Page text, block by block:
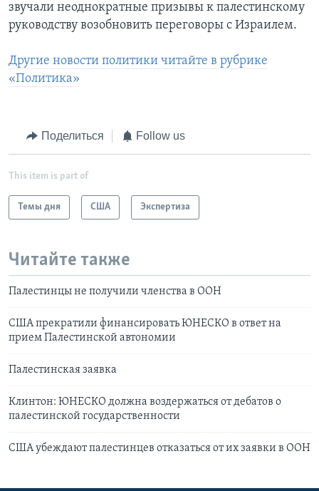
звучали неоднократные призывы к палестинскому
руководству возобновить переговоры с Израилем.
Другие новости политики читайте в рубрике
«Политика»
Поделиться Follow us
This item is part of
Темы дня США Экспертиза
Читайте также
Палестинцы не получили членства в ООН
США прекратили финансировать ЮНЕСКО в ответ на
прием Палестинской автономии
Палестинская заявка
Клинтон: ЮНЕСКО должна воздержаться от дебатов о
палестинской государственности
США убеждают палестинцев отказаться от их заявки в ООН